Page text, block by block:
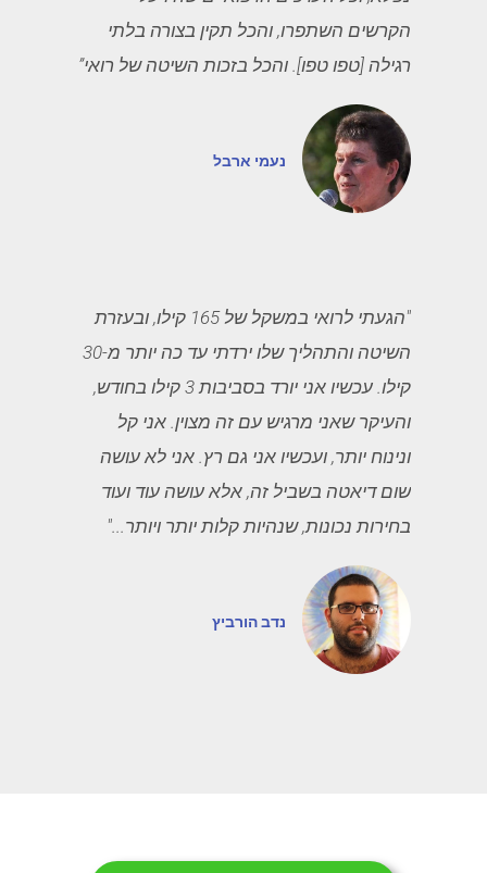
הקרשים השתפרו, והכל תקין בצורה בלתי
רגילה [טפו טפו]. והכל בזכות השיטה של רואי”
נעמי ארבל
"הגעתי לרואי במשקל של 165 קילו, ובעזרת
השיטה והתהליך שלו ירדתי עד כה יותר מ-30
קילו. עכשיו אני יורד בסביבות 3 קילו בחודש,
והעיקר שאני מרגיש עם זה מצוין. אני קל
ונינוח יותר, ועכשיו אני גם רץ. אני לא עושה
שום דיאטה בשביל זה, אלא עושה עוד ועוד
בחירות נכונות, שנהיות קלות יותר ויותר..."
נדב הורביץ